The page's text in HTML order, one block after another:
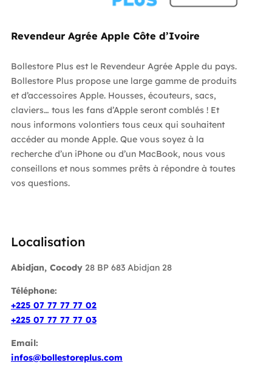
Revendeur Agrée Apple Côte d’Ivoire
Bollestore Plus est le Revendeur Agrée Apple du pays.
Bollestore Plus propose une large gamme de produits
et d’accessoires Apple. Housses, écouteurs, sacs,
claviers… tous les fans d’Apple seront comblés ! Et
nous informons volontiers tous ceux qui souhaitent
accéder au monde Apple. Que vous soyez à la
recherche d’un iPhone ou d’un MacBook, nous vous
conseillons et nous sommes prêts à répondre à toutes
vos questions.
Localisation
Abidjan, Cocody28 BP 683 Abidjan 28
Téléphone:
+225 07 77 77 77 02
+225 07 77 77 77 03
Email:
infos@bollestoreplus.com